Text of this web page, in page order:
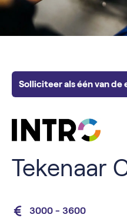
Solliciteer als één van de
Tekenaar
3000 - 3600